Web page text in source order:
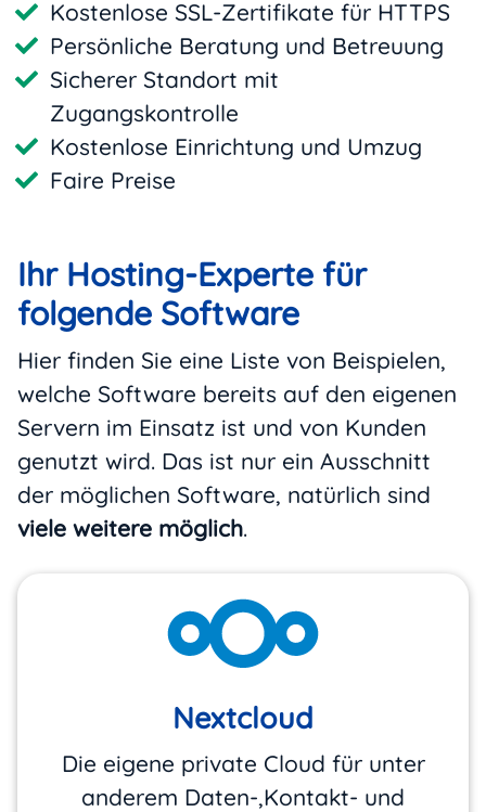
Kostenlose SSL-Zertifikate für HTTPS
Persönliche Beratung und Betreuung
Sicherer Standort mit
Zugangskontrolle
Kostenlose Einrichtung und Umzug
Faire Preise
Ihr Hosting-Experte für
folgende Software
Hier finden Sie eine Liste von Beispielen,
welche Software bereits auf den eigenen
Servern im Einsatz ist und von Kunden
genutzt wird. Das ist nur ein Ausschnitt
der möglichen Software, natürlich sind
viele weitere möglich.
Nextcloud
Die eigene private Cloud für unter
anderem Daten-,Kontakt- und